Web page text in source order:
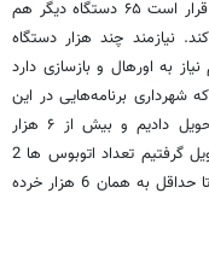
چند روز پیش تعدادی اتوبوس وارد چرخه شده و قرار است ۶۵ دستگاه دیگر هم
نیازمند چند هزار دستگاه
به اورهال و بازسازی دارد
شهرداری برنامه‌هایی در این
زمینه دارد. زمانی که مدیریت چهارم شهری را تحویل دادیم و بیش از ۶ هزار
اتوبوس داشتیم اما زمانی که مدیریت ششم را تحویل گرفتیم تعداد اتوبوس ها 2
هزار و خرده ای بود ما باید اقداماتی انجام دهیم تا حداقل به همان 6 هزار خرده